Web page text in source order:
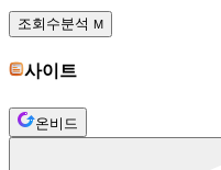
조회수분석 M
사이트
온비드